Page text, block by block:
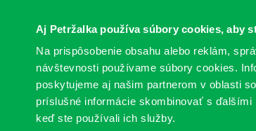
Aj Petržalka používa súbory cookies, aby
Na prispôsobenie obsahu alebo reklám,
návštevnosti používame súbory cookies.
poskytujeme aj našim partnerom v oblasti
príslušné informácie skombinovať s
keď ste používali ich služby.
Oficiálne
AKTUALITY SAMOSPRÁVA ORGANIZÁCIE